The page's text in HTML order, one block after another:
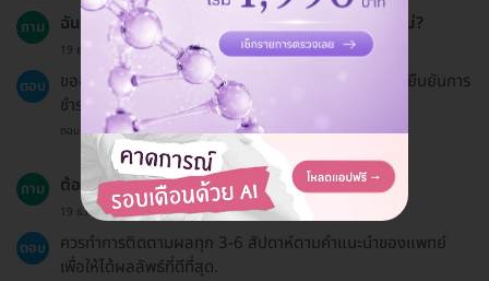
ถาม ฉันสามารถขอรับใบเสร็จสำหรับการทำคอร์สนี้ได้หรือไม่?
19 ธ.ค. 2024
ตอบ
ขออภัยค่ะ HDmall ไม่สามารถออกใบเสร็จได้ แต่จะมีใบยืนยันการ
ชำระเงินส่งให้.
ตอบโดยทีมงาน HD
ถาม ต้องมีการนัดหมายติดตามผลกี่ครั้ง?
19 ธ.ค. 2024
ตอบ
ควรทำการติดตามผลทุก 3-6 สัปดาห์ตามคำแนะนำของแพทย์
เพื่อให้ได้ผลลัพธ์ที่ดีที่สุด.